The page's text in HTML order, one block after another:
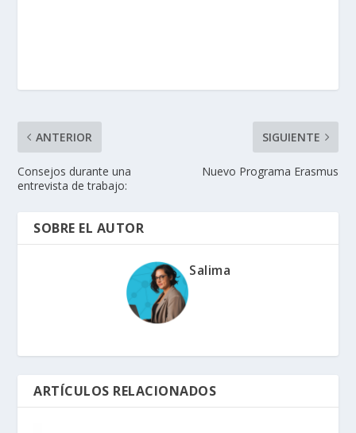
ANTERIOR
Consejos durante una
entrevista de trabajo:
SIGUIENTE
Nuevo Programa Erasmus
SOBRE EL AUTOR
Salima
ARTÍCULOS RELACIONADOS